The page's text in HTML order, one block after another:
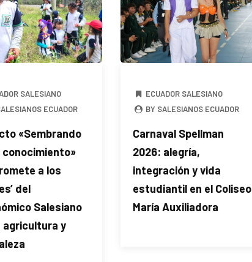
SALESIANO
ECUADOR
«Sembrando
conocimiento»
a los
del
Salesiano
agricultura y
ECUADOR SALESIANO
BY SALESIANOS ECUADOR
Carnaval Spellman
2026: alegría,
integración y vida
estudiantil en el Coliseo
María Auxiliadora